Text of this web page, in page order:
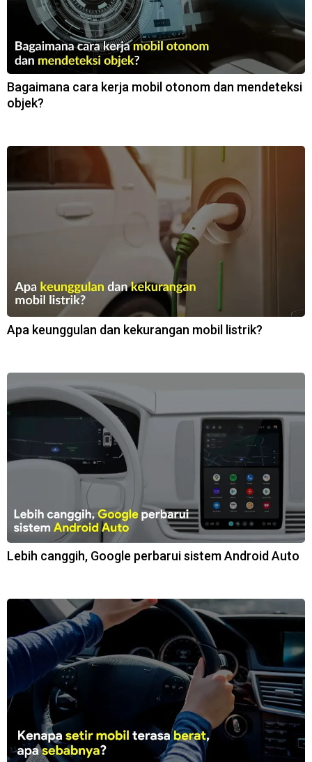
Bagaimana cara kerja mobil otonom dan mendeteksi
objek?
Apa keunggulan dan kekurangan mobil listrik?
Lebih canggih, Google perbarui sistem Android Auto